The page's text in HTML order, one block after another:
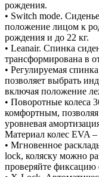
рождения.
• Switch mode.
положение лицом к
рождения и до 22 кг.
• Leanair. Спинка
трансформирована в
• Регулируемая
позволяет выбрать
включая положение
• Поворотные колеса
комфортным,
уровневая
Материал колес EVA –
• Мгновенное
lock, коляску можно
проверяйте фиксацию